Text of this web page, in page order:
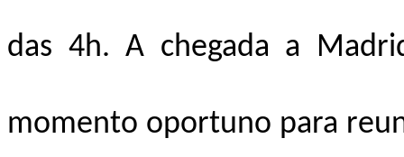
das 4h. A chegada a
momento oportuno para